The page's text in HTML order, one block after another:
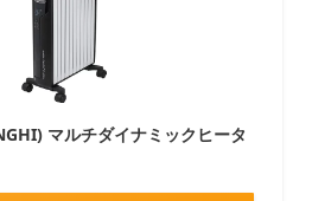
マルチダイナミックヒータ